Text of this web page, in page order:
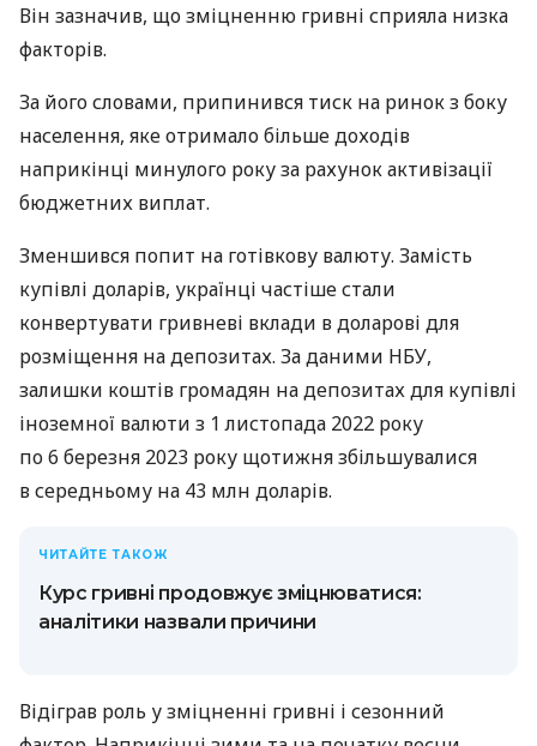
Він зазначив, що зміцненню гривні сприяла низка
факторів.
За його словами, припинився тиск на ринок з боку
населення, яке отримало більше доходів
наприкінці минулого року за рахунок активізації
бюджетних виплат.
Зменшився попит на готівкову валюту. Замість
купівлі доларів, українці частіше стали
конвертувати гривневі вклади в доларові для
розміщення на депозитах. За даними НБУ,
залишки коштів громадян на депозитах для купівлі
іноземної валюти з 1 листопада 2022 року
по 6 березня 2023 року щотижня збільшувалися
в середньому на 43 млн доларів.
ЧИТАЙТЕ ТАКОЖ
Курс гривні продовжує зміцнюватися:
аналітики назвали причини
Відіграв роль у зміцненні гривні і сезонний